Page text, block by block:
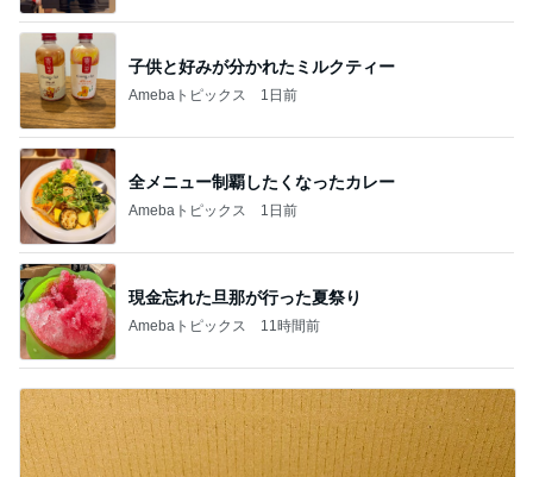
子供と好みが分かれたミルクティー
Amebaトピックス 1日前
全メニュー制覇したくなったカレー
Amebaトピックス 1日前
現金忘れた旦那が行った夏祭り
Amebaトピックス 11時間前